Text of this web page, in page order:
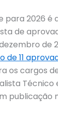
2026 é
de
de
de 11
os cargos
Técnico
publicação